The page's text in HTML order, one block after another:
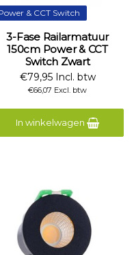
& CCT Switch
3-Fase Railarmatuur
150cm Power & CCT
Switch Zwart
€79,95 Incl. btw
€66,07 Excl. btw
In winkelwagen